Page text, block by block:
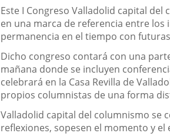
Este I Congreso Valladolid capital
en una marca de referencia entre
permanencia en el tiempo con
Dicho congreso contará con una
mañana donde se incluyen
celebrará en la Casa Revilla de
propios columnistas de una forma
Valladolid capital del columnismo se
reflexiones, sopesen el momento y